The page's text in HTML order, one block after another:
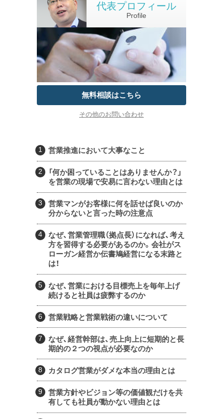
Profile
代表プロフィール
無料相談はこちら
その他のお問い合わせ
営業推進において大事なこと
「何か困っていることはありませんか？」
を営業の現場で安易に言わない理由とは
営業マンがお客様に何を話せば良いのか
分からないと言った時の注意点
なぜ、営業管理職（拠点長）になれば、考え
方を習得する必要があるのか。会社がス
ローガン経営か伝書鳩経営になる末路と
は！
なぜ、営業における目標売上を毎年上げ
続けると社員は疲弊するのか
営業戦略と営業戦術の違いについて
なぜ、経営幹部は、売上向上に短期的と長
期的の２つの視点が必要なのか
カタログ営業がダメな本当の理由とは
営業方針やビジョン等の価値観だけを共
有しても社員が動かない理由とは